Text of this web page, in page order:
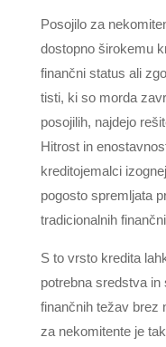
Posojilo za
dostopno širokemu
finančni status ali
tisti, ki so morda
posojilih, najdejo
Hitrost in
kreditojemalci
pogosto spremljata
tradicionalnih
S to vrsto kredita
potrebna sredstva
finančnih težav brez
za nekomitente je